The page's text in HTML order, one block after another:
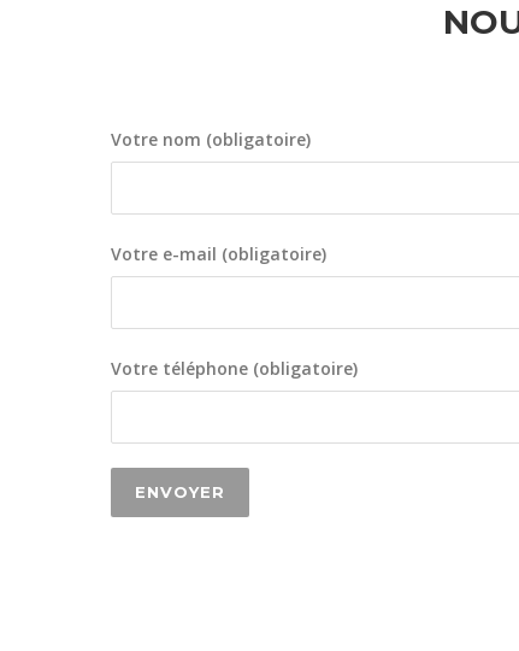
Votre nom (obligatoire)
Votre e-mail (obligatoire)
Votre téléphone (obligatoire)